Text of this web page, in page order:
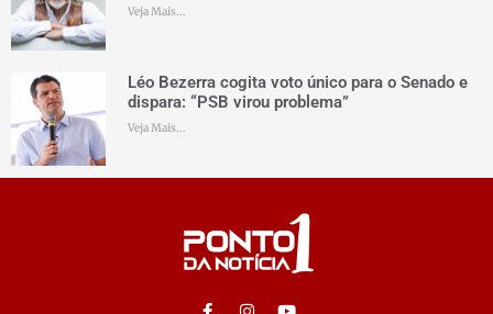
Veja Mais...
Léo Bezerra cogita voto único para o Senado e
dispara: “PSB virou problema”
Veja Mais...